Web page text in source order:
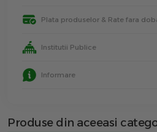
Plata produselor & Rate fara
Institutii Publice
Informare
Produse din aceeasi